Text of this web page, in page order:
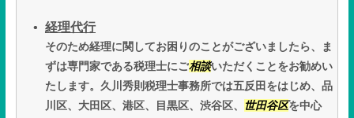
経理代行
そのため経理に関してお困りのことがございましたら、ま
ずは専門家である税理士にご相談いただくことをお勧めい
たします。久川秀則税理士事務所では五反田をはじめ、品
川区、大田区、港区、目黒区、渋谷区、
世田谷区を中心